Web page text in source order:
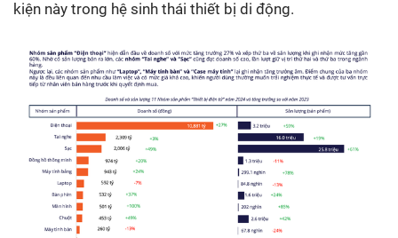
kiện này trong hệ sinh thái thiết bị di động.